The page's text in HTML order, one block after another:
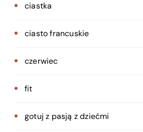
ciastka
ciasto francuskie
czerwiec
fit
gotuj z pasją z dziećmi